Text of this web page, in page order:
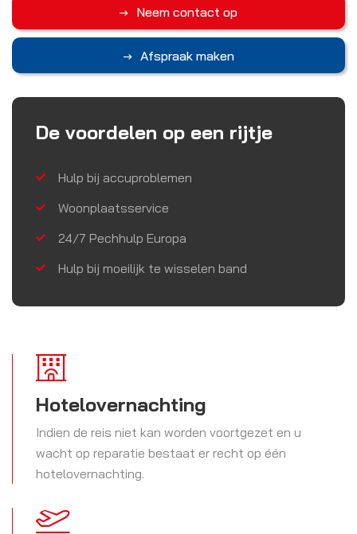
Neem contact op
Afspraak maken
De voordelen op een rijtje
Hulp bij accuproblemen
Woonplaatsservice
24/7 Pechhulp Europa
Hulp bij moeilijk te wisselen band
Hotelovernachting
Indien de reis niet kan worden voortgezet en u
wacht op reparatie bestaat er recht op één
hotelovernachting.